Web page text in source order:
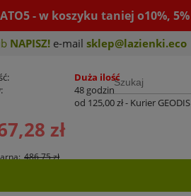
- w koszyku taniej o10%, 5%
NAPISZ! e-mail sklep@lazienki.eco
Duża ilość
48 godzin
od 125,00 zł- Kurier GEODIS
Cena nie zawiera ewentualnych kosztów
zł
486,75 zł